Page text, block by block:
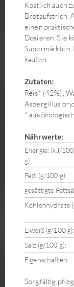
Köstlich auch
Brotaufstrich.
einen
Dosieren. Sie
kaufen.
Zutaten:
Reis* (42%),
Aspergillus
* aus
Nährwerte:
Energie: (kJ/
g):
Fett (g/100 g):
gesättigte
Kohlenhydrate
Eiweiß (g/100 g):
Salz (g/100 g):
Eigenschaften:
Sorgfältig